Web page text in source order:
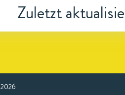
Zuletzt
2026